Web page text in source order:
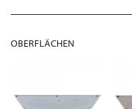
OBERFLÄCHEN